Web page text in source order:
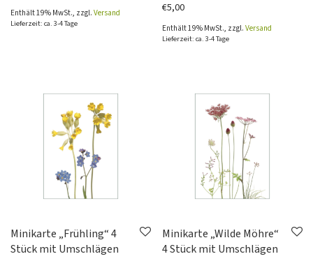
Enthält 19% MwSt., zzgl. Versand
Lieferzeit: ca. 3-4 Tage
€5,00
Enthält 19% MwSt., zzgl. Versand
Lieferzeit: ca. 3-4 Tage
Minikarte „Frühling“ 4
Stück mit Umschlägen
Minikarte „Wilde Möhre“
4 Stück mit Umschlägen